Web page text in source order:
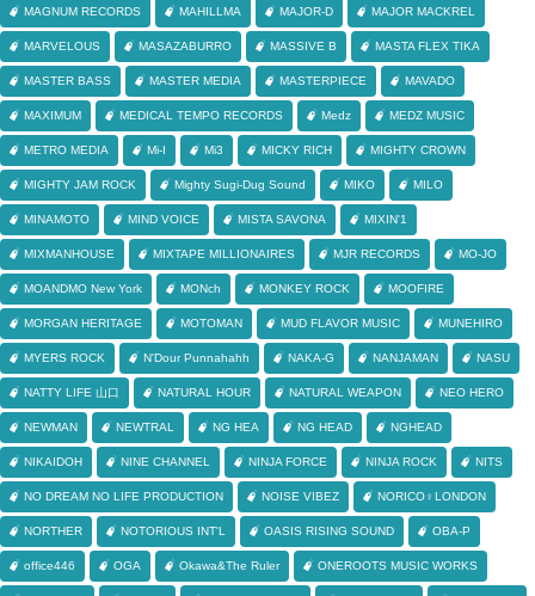
MAGNUM RECORDS MAHILLMA MAJOR-D MAJOR MACKREL
MARVELOUS MASAZABURRO MASSIVE B MASTA FLEX TIKA
MASTER BASS MASTER MEDIA MASTERPIECE MAVADO
MAXIMUM MEDICAL TEMPO RECORDS Medz MEDZ MUSIC
METRO MEDIA Mi-I Mi3 MICKY RICH MIGHTY CROWN
MIGHTY JAM ROCK Mighty Sugi-Dug Sound MIKO MILO
MINAMOTO MIND VOICE MISTA SAVONA MIXIN'1
MIXMANHOUSE MIXTAPE MILLIONAIRES MJR RECORDS MO-JO
MOANDMO New York MONch MONKEY ROCK MOOFIRE
MORGAN HERITAGE MOTOMAN MUD FLAVOR MUSIC MUNEHIRO
MYERS ROCK N'Dour Punnahahh NAKA-G NANJAMAN NASU
NATTY LIFE 山口 NATURAL HOUR NATURAL WEAPON NEO HERO
NEWMAN NEWTRAL NG HEA NG HEAD NGHEAD
NIKAIDOH NINE CHANNEL NINJA FORCE NINJA ROCK NITS
NO DREAM NO LIFE PRODUCTION NOISE VIBEZ NORICO♀LONDON
NORTHER NOTORIOUS INT'L OASIS RISING SOUND OBA-P
office446 OGA Okawa&The Ruler ONEROOTS MUSIC WORKS